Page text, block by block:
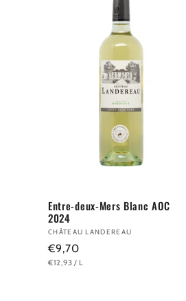
Entre-deux-Mers Blanc AOC
2024
Anbieter:
CHÂTEAU LANDEREAU
Normaler
Preis
€9,70
GRUNDPREIS
€12,93 / PRO
L